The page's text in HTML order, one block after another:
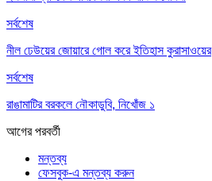
সর্বশেষ
নীল ঢেউয়ের জোয়ারে গোল করে ইতিহাস কুরাসাওয়ের
সর্বশেষ
রাঙামাটির বরকলে নৌকাডুবি, নিখোঁজ ১
আগেরপরবর্তী
মন্তব্য
ফেসবুক-এ মন্তব্য করুন